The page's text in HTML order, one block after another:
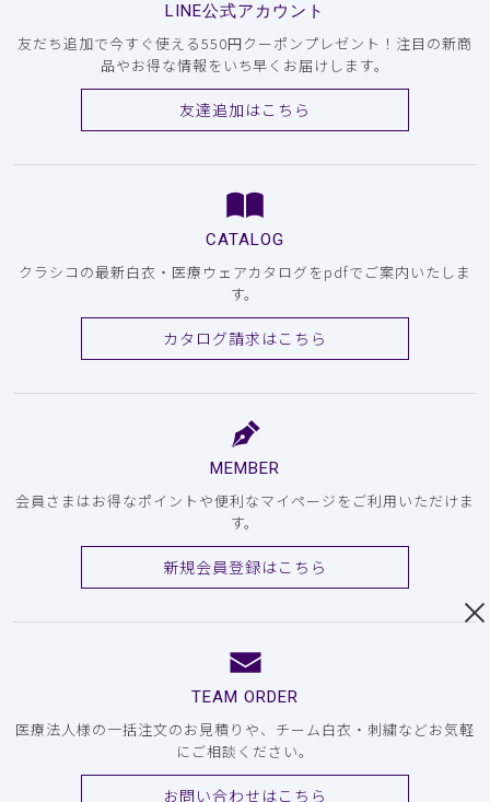
LINE公式アカウント
友だち追加で今すぐ使える550円クーポンプレゼント！注目の新商
品やお得な情報をいち早くお届けします。
友達追加はこちら
CATALOG
クラシコの最新白衣・医療ウェアカタログをpdfでご案内いたしま
す。
カタログ請求はこちら
MEMBER
会員さまはお得なポイントや便利なマイページをご利用いただけま
す。
新規会員登録はこちら
TEAM ORDER
医療法人様の一括注文のお見積りや、チーム白衣・刺繍などお気軽
にご相談ください。
お問い合わせはこちら